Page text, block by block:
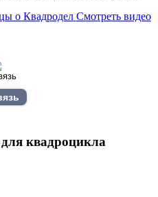
Смотреть видео
квадроцикла